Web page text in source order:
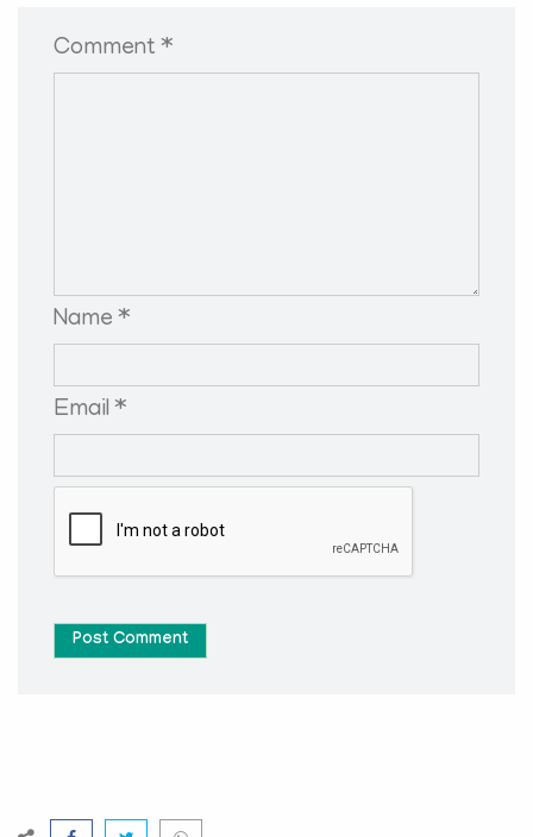
Comment *
Name *
Email *
Post Comment